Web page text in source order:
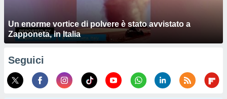
Un enorme vortice di polvere è stato avvistato a
Zapponeta, in Italia
Seguici